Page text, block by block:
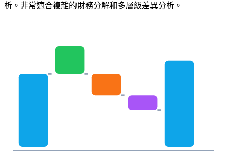
析。非常適合複雜的財務分解和多層級差異分析。